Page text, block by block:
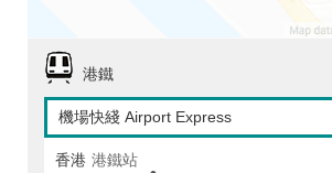
港鐵
機場快綫 Airport Express
香港 港鐵站